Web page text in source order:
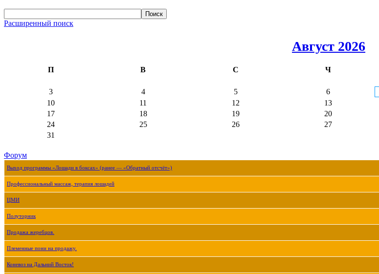
Расширенный поиск
Август 2026
П В С Ч
3
4 5 6
10
11 12 13
17
18 19 20
24
25 26 27
31
Форум
Выход программы «Лошади в боксах» (ранее — «Обратный отсчёт»)
Профессиональный массаж, терапия лошадей
ЦМИ
Полуторник
Продажа жеребцов.
Племенные пони на продажу.
Коневоз на Дальний Восток!